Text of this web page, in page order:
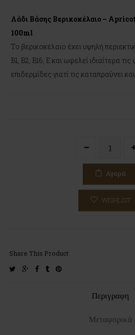
Λάδι Βάσης Βερικοκέλαιο –
100ml
Το βερικοκέλαιο έχει υψηλή
Β1, B2, B16, Ε και ωφελεί ιδιαίτερα
επιδερμίδες γιατί τις καταπραΰνει
Αγορά
WISHLIST
Share This Product
twittergoogle-facebook
tumblrpinterest
Περιγραφη
Μεταφορικά